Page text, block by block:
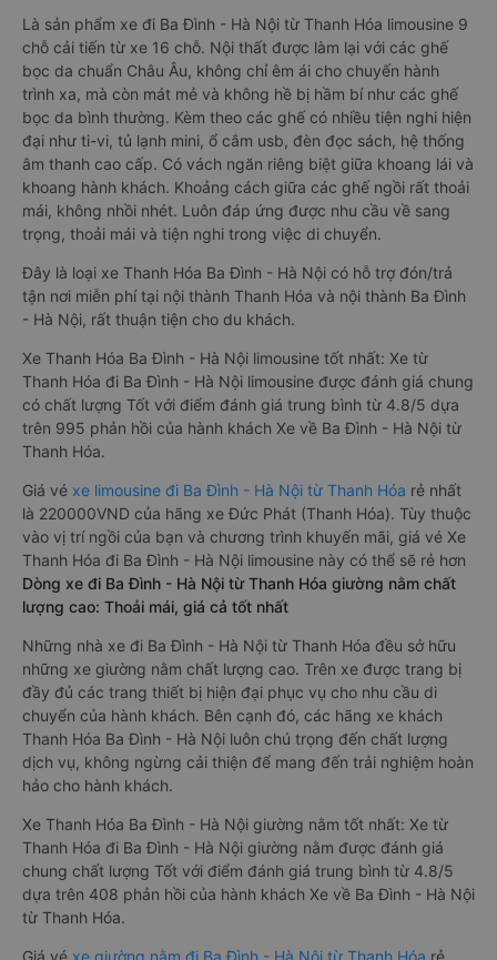
Là sản phẩm xe đi Ba Đình - Hà Nội từ Thanh Hóa limousine 9
chỗ cải tiến từ xe 16 chỗ. Nội thất được làm lại với các ghế
bọc da chuẩn Châu Âu, không chỉ êm ái cho chuyến hành
trình xa, mà còn mát mẻ và không hề bị hầm bí như các ghế
bọc da bình thường. Kèm theo các ghế có nhiều tiện nghi hiện
đại như ti-vi, tủ lạnh mini, ổ cắm usb, đèn đọc sách, hệ thống
âm thanh cao cấp. Có vách ngăn riêng biệt giữa khoang lái và
khoang hành khách. Khoảng cách giữa các ghế ngồi rất thoải
mái, không nhồi nhét. Luôn đáp ứng được nhu cầu về sang
trọng, thoải mái và tiện nghi trong việc di chuyển.
Đây là loại xe Thanh Hóa Ba Đình - Hà Nội có hỗ trợ đón/trả
tận nơi miễn phí tại nội thành Thanh Hóa và nội thành Ba Đình
- Hà Nội, rất thuận tiện cho du khách.
Xe Thanh Hóa Ba Đình - Hà Nội limousine tốt nhất: Xe từ
Thanh Hóa đi Ba Đình - Hà Nội limousine được đánh giá chung
có chất lượng Tốt với điểm đánh giá trung bình từ 4.8/5 dựa
trên 995 phản hồi của hành khách Xe về Ba Đình - Hà Nội từ
Thanh Hóa.
Giá vé xe limousine đi Ba Đình - Hà Nội từ Thanh Hóa rẻ nhất
là 220000VND của hãng xe Đức Phát (Thanh Hóa). Tùy thuộc
vào vị trí ngồi của bạn và chương trình khuyến mãi, giá vé Xe
Thanh Hóa đi Ba Đình - Hà Nội limousine này có thể sẽ rẻ hơn
Dòng xe đi Ba Đình - Hà Nội từ Thanh Hóa giường nằm chất
lượng cao: Thoải mái, giá cả tốt nhất
Những nhà xe đi Ba Đình - Hà Nội từ Thanh Hóa đều sở hữu
những xe giường nằm chất lượng cao. Trên xe được trang bị
đầy đủ các trang thiết bị hiện đại phục vụ cho nhu cầu di
chuyển của hành khách. Bên cạnh đó, các hãng xe khách
Thanh Hóa Ba Đình - Hà Nội luôn chú trọng đến chất lượng
dịch vụ, không ngừng cải thiện để mang đến trải nghiệm hoàn
hảo cho hành khách.
Xe Thanh Hóa Ba Đình - Hà Nội giường nằm tốt nhất: Xe từ
Thanh Hóa đi Ba Đình - Hà Nội giường nằm được đánh giá
chung chất lượng Tốt với điểm đánh giá trung bình từ 4.8/5
dựa trên 408 phản hồi của hành khách Xe về Ba Đình - Hà Nội
từ Thanh Hóa.
Giá vé xe giường nằm đi Ba Đình - Hà Nội từ Thanh Hóa rẻ